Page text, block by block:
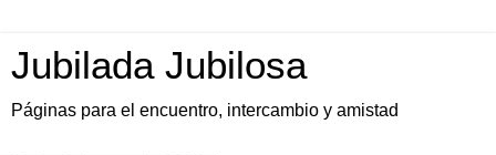
Jubilada Jubilosa
Páginas para el encuentro, intercambio y amistad